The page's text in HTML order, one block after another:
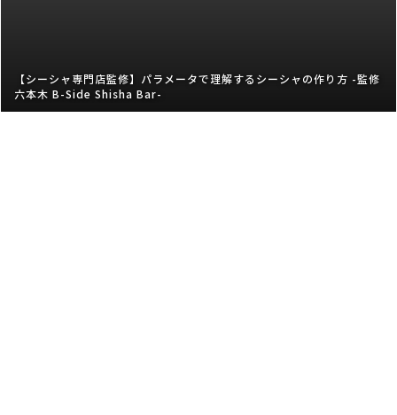
【シーシャ専門店監修】パラメータで理解するシーシャの作り方 -監修
六本木 B-Side Shisha Bar-